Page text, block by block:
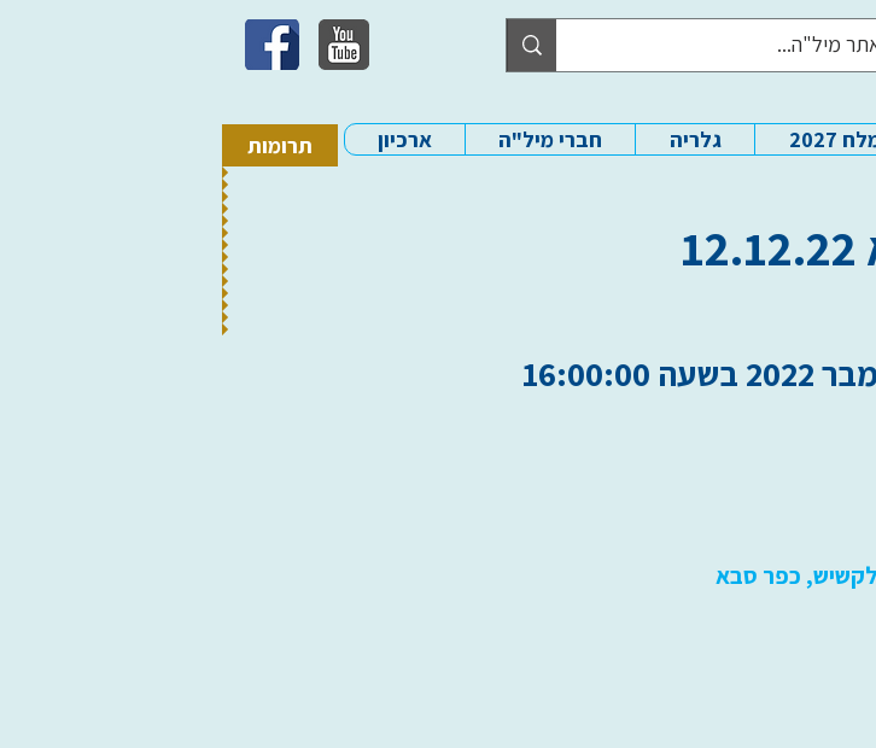
תרומות גלריה חברי מיל"ה ארכיון
לקשיש, כפר סבא